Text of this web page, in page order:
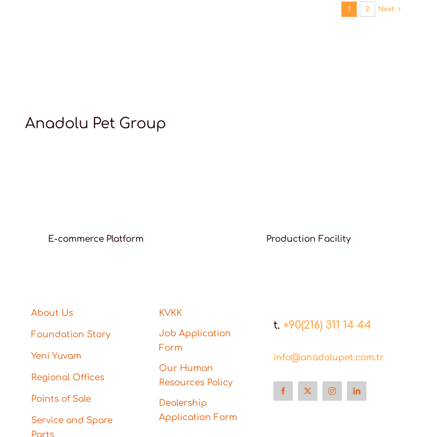
1 2 Next
Anadolu Pet Group
E-commerce Platform Production Facility
About Us
Foundation Story
Yeni Yuvam
Regional Offices
Points of Sale
Service and Spare
Parts
KVKK
Job Application
Form
Our Human
Resources Policy
Dealership
Application Form
t. +90(216) 311 14 44
info@anadolupet.com.tr